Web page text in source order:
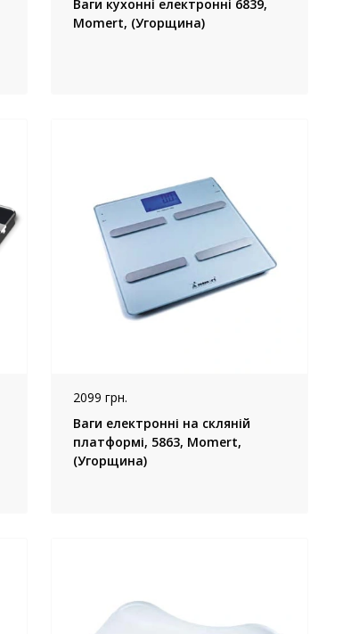
Ваги кухонні електронні 6839,
Momert, (Угорщина)
2099 грн.
Ваги електронні на скляній
платформі, 5863, Momert,
(Угорщина)